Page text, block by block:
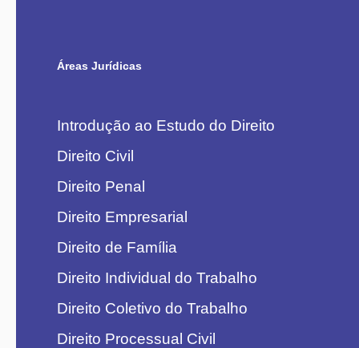
Áreas Jurídicas
Introdução ao Estudo do Direito
Direito Civil
Direito Penal
Direito Empresarial
Direito de Família
Direito Individual do Trabalho
Direito Coletivo do Trabalho
Direito Processual Civil